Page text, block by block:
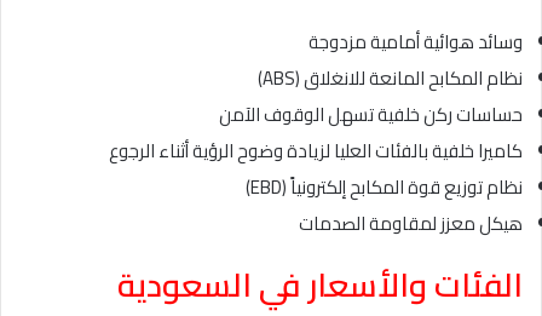
وسائد هوائية أمامية مزدوجة
نظام المكابح المانعة للانغلاق (ABS)
حساسات ركن خلفية تسهل الوقوف الآمن
كاميرا خلفية بالفئات العليا لزيادة وضوح الرؤية أثناء الرجوع
نظام توزيع قوة المكابح إلكترونياً (EBD)
هيكل معزز لمقاومة الصدمات
الفئات والأسعار في السعودية